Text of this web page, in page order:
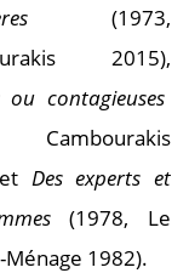
(1973,
2015),
ou contagieuses
Cambourakis
Des experts et
(1978, Le
Ménage 1982).